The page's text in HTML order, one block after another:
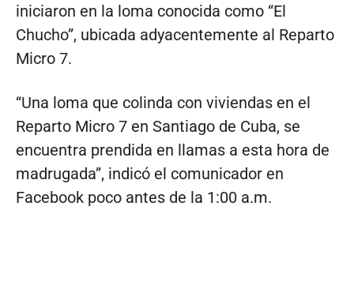
iniciaron en la loma conocida como “El
Chucho”, ubicada adyacentemente al Reparto
Micro 7.
“Una loma que colinda con viviendas en el
Reparto Micro 7 en Santiago de Cuba, se
encuentra prendida en llamas a esta hora de
madrugada”, indicó el comunicador en
Facebook poco antes de la 1:00 a.m.